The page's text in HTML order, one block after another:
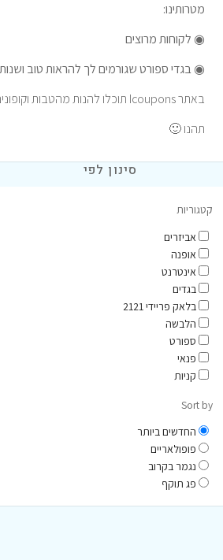
מטרותינו:
◉ לקוחות מרוצים
◉בגדי ספורט שגורמים לך להראות טוב
באתר Icoupons תוכלו להנות מהטבות וקופונים לרכישה באתר וילינקס.
תהנו 🙂
סינון לפי
קטגוריות
אביזרים
אופנה
אינטרנט
בגדים
בלאק פריידי 2121
הלבשה
ספורט
פנאי
קניות
Sort by
החדשים ביותר
פופולאריים
נגמר בקרוב
פג תוקף